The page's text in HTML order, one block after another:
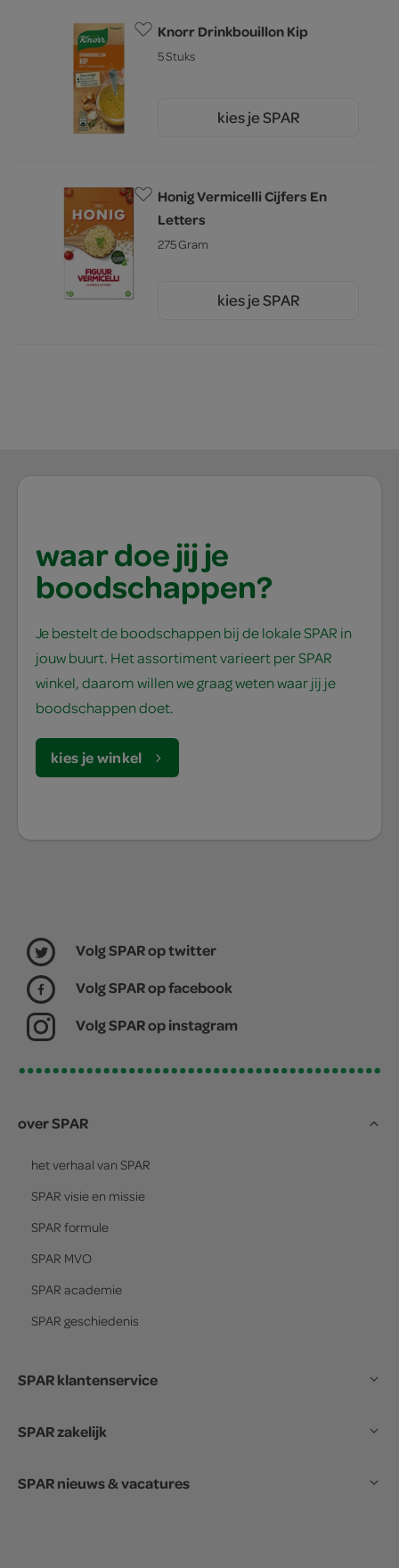
Knorr Drinkbouillon Kip
5 Stuks
kies je SPAR
Honig Vermicelli Cijfers En
Letters
275 Gram
kies je SPAR
waar doe jij je
boodschappen?
Je bestelt de boodschappen bij de lokale SPAR in
jouw buurt. Het assortiment varieert per SPAR
winkel, daarom willen we graag weten waar jij je
boodschappen doet.
kies je winkel
Volg SPAR op twitter
Volg SPAR op facebook
Volg SPAR op instagram
over SPAR
het verhaal van SPAR
SPAR visie en missie
SPAR formule
SPAR MVO
SPAR academie
SPAR geschiedenis
SPAR klantenservice
SPAR zakelijk
SPAR nieuws & vacatures